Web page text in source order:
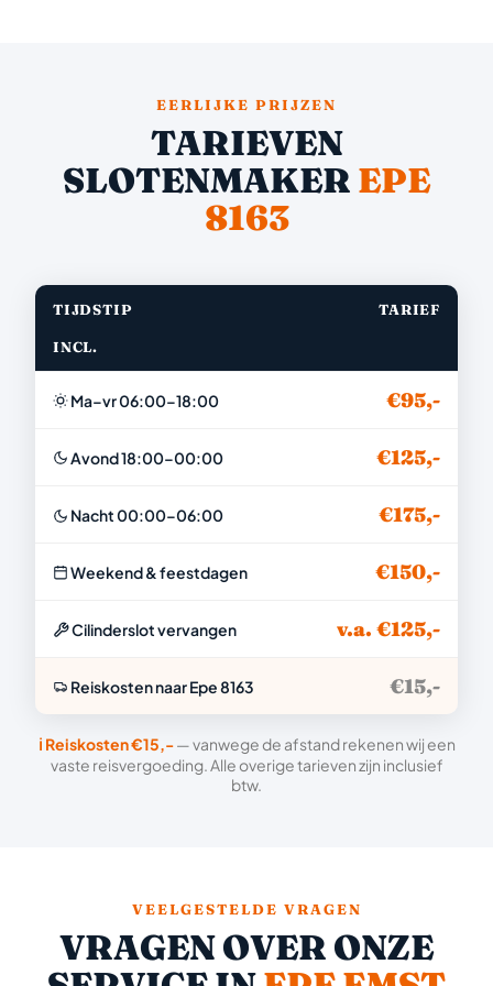
EERLIJKE PRIJZEN
TARIEVEN
SLOTENMAKER EPE
8163
TIJDSTIP TARIEF
INCL.
Ma–vr 06:00–18:00 €95,-
Avond 18:00–00:00 €125,-
Nacht 00:00–06:00 €175,-
Weekend & feestdagen €150,-
Cilinderslot vervangen v.a. €125,-
Reiskosten naar Epe 8163 €15,-
ℹ️ Reiskosten €15,-— vanwege de afstand rekenen wij een
vaste reisvergoeding. Alle overige tarieven zijn inclusief
btw.
VEELGESTELDE VRAGEN
VRAGEN OVER ONZE